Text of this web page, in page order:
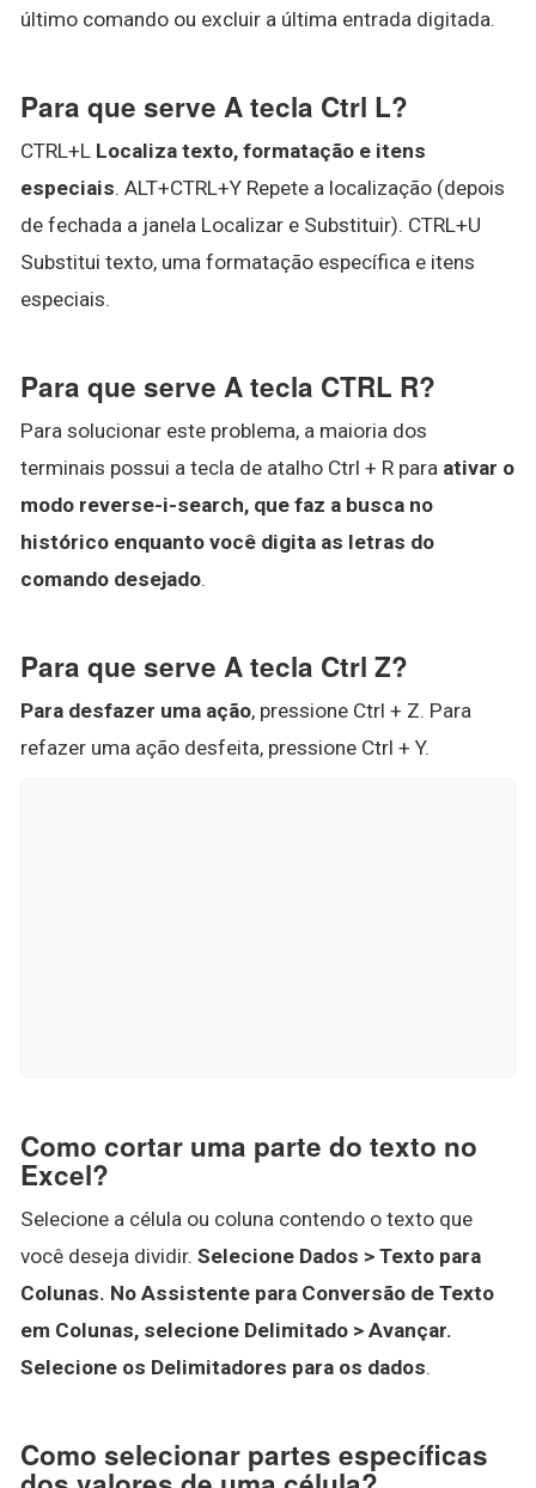
último comando ou excluir a última entrada digitada.
Para que serve A tecla Ctrl L?
CTRL+L Localiza texto, formatação e itens
especiais. ALT+CTRL+Y Repete a localização (depois
de fechada a janela Localizar e Substituir). CTRL+U
Substitui texto, uma formatação específica e itens
especiais.
Para que serve A tecla CTRL R?
Para solucionar este problema, a maioria dos
terminais possui a tecla de atalho Ctrl + R para ativar o
modo reverse-i-search, que faz a busca no
histórico enquanto você digita as letras do
comando desejado.
Para que serve A tecla Ctrl Z?
Para desfazer uma ação, pressione Ctrl + Z. Para
refazer uma ação desfeita, pressione Ctrl + Y.
Como cortar uma parte do texto no
Excel?
Selecione a célula ou coluna contendo o texto que
você deseja dividir. Selecione Dados > Texto para
Colunas. No Assistente para Conversão de Texto
em Colunas, selecione Delimitado > Avançar.
Selecione os Delimitadores para os dados.
Como selecionar partes específicas